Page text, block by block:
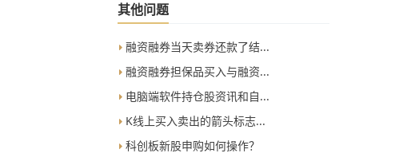
其他问题
融资融券当天卖券还款了结...
融资融券担保品买入与融资...
电脑端软件持仓股资讯和自...
K线上买入卖出的箭头标志...
科创板新股申购如何操作？